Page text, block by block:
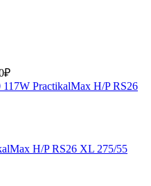
H/P RS26 XL 275/55